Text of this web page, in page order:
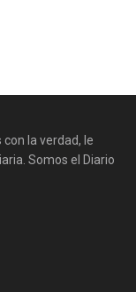
la verdad, le
Somos el Diario